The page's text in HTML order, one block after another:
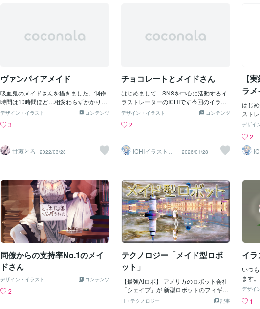
の靴を無理して履いてがにまたで店内を
歩きとても大変そうな感じがしてるオシ
素敵でカッコ良いしパワーも感じて 絶対
ここが良い」と感じたそうです 更に「こ
縦趣味：裁縫、アンティーク集め、香水
調合、ドイツ語オペラ、旅行給仕の希望
タリのものをご用意いたします。旦那
様・奥様の英語の英語がより美しいもの
になりますよう、添削や発音指導をさせ
ていただきます。ティーブレンディング
も得意でございますので、本日の気分を
う特産黒ビールを作りこれは焙煎した茶
色麦芽を使った物で風味が良く労働者階
の原因で取り返しのつかない事態になり
員のジョージ・クリックが樽の検査中に
樽を固定する鉄枠の釘の一部が外れてい
るのを発見しました釘は樽の形を保たせ
る重要部品で樽は1個317㎏ものビールが
〓＝〓＝〓＝〓＝〓＝〓＝〓＝〓＝〓
【大洪水の被害】でもスグ修理依頼を記
内部でガス圧力が上昇して起きた爆発で
すこの爆発の勢いで樽が連鎖的に次々大
爆発して120万㍑以上のビールが濁流と
なって貧民街を襲いってしまい濁流は高
さ4.6mルにも達しましたそして狭い路地
や老朽化した家々を次々に呑み込み排水
設備が未整備の家は倒壊し人々は避難で
きず流され隣にあったパブも倒壊しまし
たこのパブで働いてた14歳の
ぱい
にゅ
限り
にゅ
（え
れて
★今夜
♡第
れが
回の
服は
ーシ
【藍
い！
ん）
す🎵
だけ
●)
し肌
群馬
本で
ヴァンパイアメイド
吸血鬼のメイドさんを描きました。制作
時間は10時間ほど…相変わらずかかりす
ぎ!!ですかね笑ダークな雰囲気かつ可愛さ
もう少しメリハリのある絵にできたので
に生かしていきましょ～＾＾ではでは～
☆
コンテンツ
デザイン・イラスト
3
甘葱とろ 2022/03/28
チョコレートとメイドさん
はじめまして SNSを中心に活動するイ
ラストレーターのICHIです今回のイラス
トはこちらタイトルの通り、チョコレー
です。毛先の色は、ミントをイメージし
～（聞かなかったことにしてください）
バレンタインらしい絵かと思います。こ
ルと顔が異なりますが、フルカスタムも
可能ですので興味を持たれた方はお気軽
にご相談ください。イラスト/バレンタイ
ン/チョコレート
コンテンツ
デザイン・イラスト
2
ICHIイラストレ
ーター
2026/01/28
【
ラ
た
はじ
スト
様よ
して
イド
マイ
場合
を作
ービ
んで
能な
CHI
デザイ
2
同僚からの支持率No.1のメイ
ドさん
コンテンツ
デザイン・イラスト
2
テクノロジー「メイド型ロボ
ット」
【最強AIロボ】 アメリカのロボット会社
「シェイプ」が 新型ロボットのフィギュ
ア03が発表され これは家庭使用を想定し
記事
IT・テクノロジー
イラ
いつ
ます
ルエ
眠れ
デザイ
1